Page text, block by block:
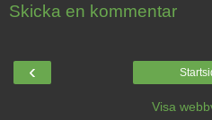
Skicka en kommentar
‹
Visa